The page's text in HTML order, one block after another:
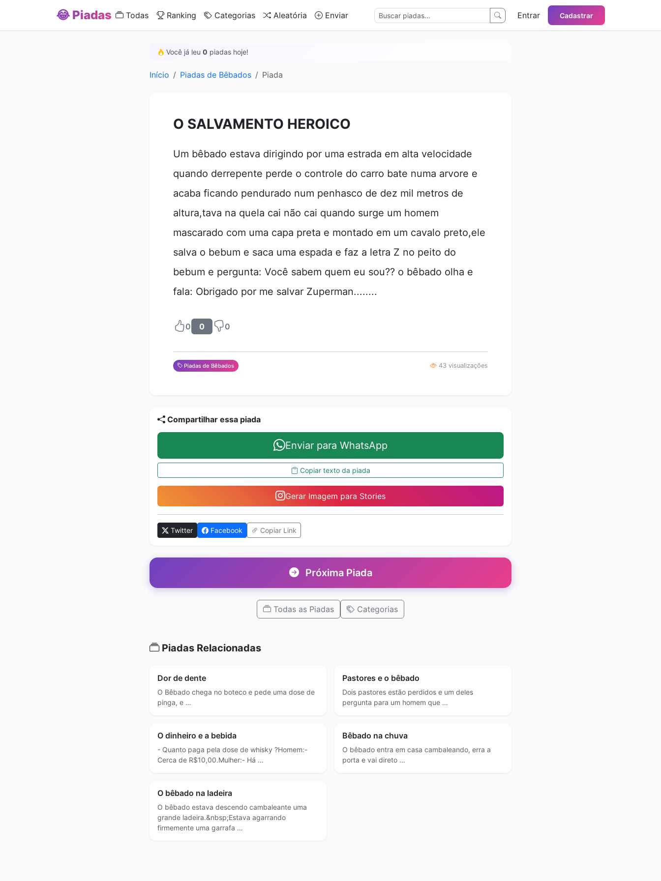
😂 Piadas Todas Ranking Categorias Aleatória Enviar Entrar Cadastrar
Você já leu 0 piadas hoje!
Início Piadas de Bêbados Piada
O SALVAMENTO HEROICO
Um bêbado estava dirigindo por uma estrada em alta velocidade
quando derrepente perde o controle do carro bate numa arvore e
acaba ficando pendurado num penhasco de dez mil metros de
altura,tava na quela cai não cai quando surge um homem
mascarado com uma capa preta e montado em um cavalo preto,ele
salva o bebum e saca uma espada e faz a letra Z no peito do
bebum e pergunta: Você sabem quem eu sou?? o bêbado olha e
fala: Obrigado por me salvar Zuperman........
0 0 0
Piadas de Bêbados 43 visualizações
Compartilhar essa piada
Enviar para WhatsApp
Copiar texto da piada
Gerar Imagem para Stories
Twitter Facebook Copiar Link
Próxima Piada
Todas as Piadas Categorias
Piadas Relacionadas
Dor de dente
O Bêbado chega no boteco e pede uma dose de
pinga, e …
Pastores e o bêbado
Dois pastores estão perdidos e um deles
pergunta para um homem que …
O dinheiro e a bebida
- Quanto paga pela dose de whisky ?Homem:-
Cerca de R$10,00.Mulher:- Há …
Bêbado na chuva
O bêbado entra em casa cambaleando, erra a
porta e vai direto …
O bêbado na ladeira
O bêbado estava descendo cambaleante uma
grande ladeira.&nbsp;Estava agarrando
firmemente uma garrafa …